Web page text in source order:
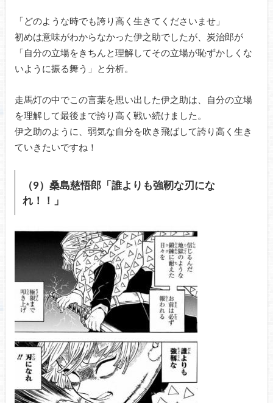
「どのような時でも誇り高く生きてくださいませ」
初めは意味がわからなかった伊之助でしたが、炭治郎が
「自分の立場をきちんと理解してその立場が恥ずかしくな
いように振る舞う」と分析。
走馬灯の中でこの言葉を思い出した伊之助は、自分の立場
を理解して最後まで誇り高く戦い続けました。
伊之助のように、弱気な自分を吹き飛ばして誇り高く生き
ていきたいですね！
（9） 桑島慈悟郎「誰よりも強靭な刃にな
れ！！」